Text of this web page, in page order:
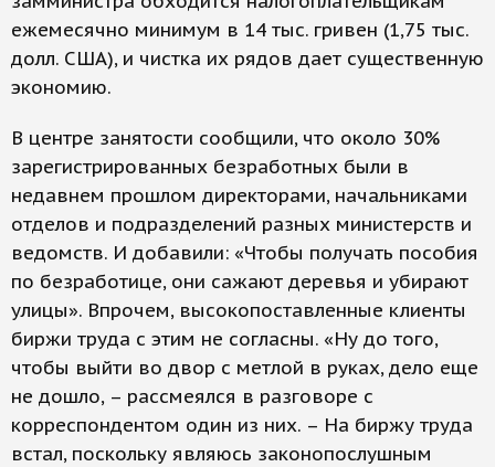
ежемесячно минимум в 14 тыс. гривен (1,75 тыс.
долл. США), и чистка их рядов дает существенную
экономию.
В центре занятости сообщили, что около 30%
зарегистрированных безработных были в
недавнем прошлом директорами, начальниками
отделов и подразделений разных министерств и
ведомств. И добавили: «Чтобы получать пособия
по безработице, они сажают деревья и убирают
улицы». Впрочем, высокопоставленные клиенты
биржи труда с этим не согласны. «Ну до того,
чтобы выйти во двор с метлой в руках, дело еще
не дошло, – рассмеялся в разговоре с
корреспондентом один из них. – На биржу труда
встал, поскольку являюсь законопослушным